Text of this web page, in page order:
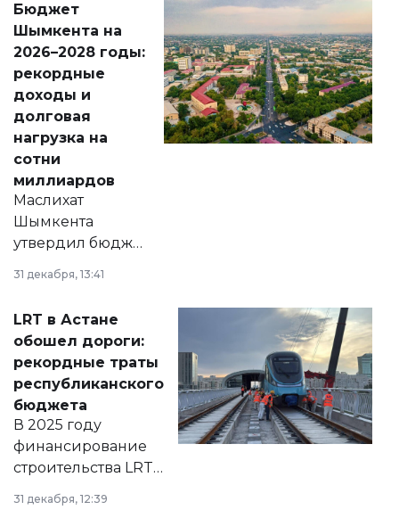
народу
Венесуэлы.
Бюджет
Шымкента на
2026–2028 годы:
рекордные
доходы и
долговая
нагрузка на
сотни
миллиардов
Маслихат
Шымкента
утвердил бюджет
города на 2026–
2028 годы.
документ
появился в базе
нормативных
правовых актов и
на сайте маслихат
города.
31 декабря, 13:41
LRT в Астане
обошел дороги:
рекордные траты
республиканского
бюджета
В 2025 году
финансирование
строительства LRT
в Астане из
31 декабря, 12:39